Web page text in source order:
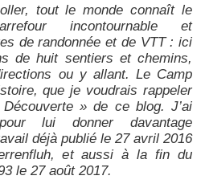
tout le monde connaît le
incontournable et
de randonnée et de VTT : ici
de huit sentiers et chemins,
ou y allant. Le Camp
que je voudrais rappeler
» de ce blog. J’ai
lui donner davantage
déjà publié le 27 avril 2016
et aussi à la fin du
le 27 août 2017.